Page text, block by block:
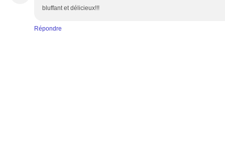
bluffant et délicieux!!!
Répondre